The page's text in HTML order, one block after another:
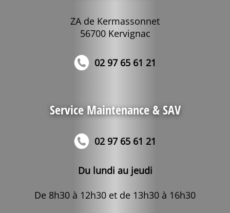
ZA de Kermassonnet
56700 Kervignac
02 97 65 61 21
Service Maintenance & SAV
02 97 65 61 21
Du lundi au jeudi
De 8h30 à 12h30 et de 13h30 à 16h30